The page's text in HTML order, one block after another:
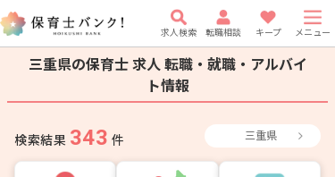
求人検索 転職相談 キープ メニュー
三重県の保育士 求人 転職・就職・アルバイ
ト情報
検索結果 343 件 三重県